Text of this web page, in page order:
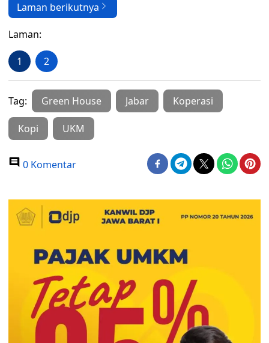
Laman berikutnya
Laman:
1 2
Tag: Green House Jabar Koperasi
Kopi UKM
0 Komentar